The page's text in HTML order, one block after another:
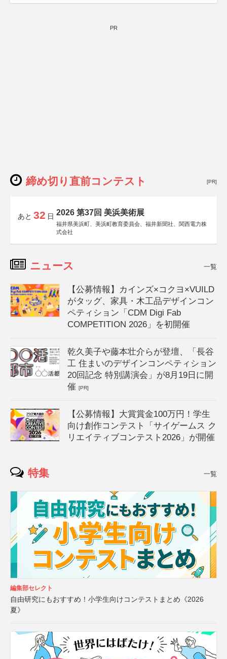
PR
締め切り直前コンテスト [PR]
あと 32 日 2026 第37回 美浜美術展
福井県美浜町、美浜町教育委員会、福井新聞社、関西電力株
式会社
ニュース 一覧
【公募情報】カインズ×コクヨ×VUILD
がタッグ、家具・木工品デザインコン
ペティション「CDM Digi Fab
COMPETITION 2026」を初開催
乾久美子や藤本壮介らが登壇、「長谷
工 住まいのデザインコンペティション
20回記念 特別講演会」が8月19日に開
催[PR]
【公募情報】大賞賞金100万円！学生
向け創作コンテスト「サイゲームス ク
リエイティブコンテスト2026」が開催
特集 一覧
編集部セレクト
自由研究にもおすすめ！小学生向けコンテストまとめ《2026
夏》